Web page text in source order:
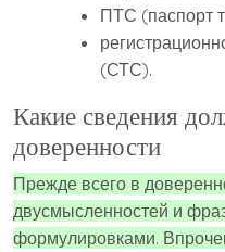
ПТС (паспорт
(СТС).
Какие сведения
доверенности
Прежде всего в
двусмысленностей и
формулировками.